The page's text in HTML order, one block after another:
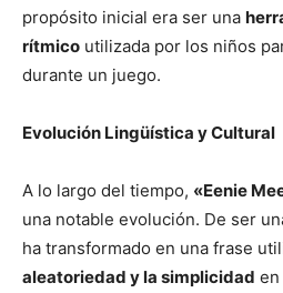
propósito inicial era ser una
rítmico utilizada por los niños
durante un juego.
Evolución Lingüística y Cultural
A lo largo del tiempo, «Eenie
una notable evolución. De ser
ha transformado en una frase
aleatoriedad y la simplicidad en